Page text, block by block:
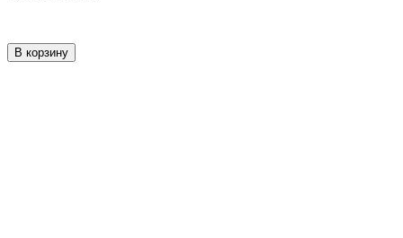
В корзину